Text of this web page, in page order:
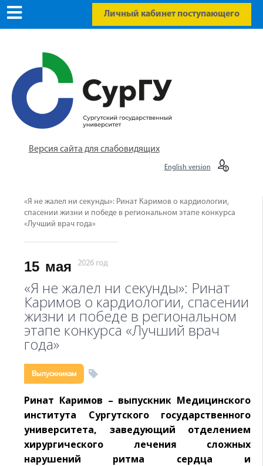
Личный кабинет поступающего
Версия сайта для слабовидящих
English version
«Я не жалел ни секунды»: Ринат Каримов о кардиологии,
спасении жизни и победе в региональном этапе конкурса
«Лучший врач года»
15 мая 2026 год
«Я не жалел ни секунды»: Ринат
Каримов о кардиологии, спасении
жизни и победе в региональном
этапе конкурса «Лучший врач
года»
Выпускникам
Ринат Каримов – выпускник Медицинского
института Сургутского государственного
университета, заведующий отделением
хирургического лечения сложных
нарушений ритма сердца и